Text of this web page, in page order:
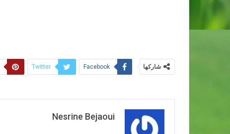
شاركها Facebook
Twitter
Nesrine Bejaoui